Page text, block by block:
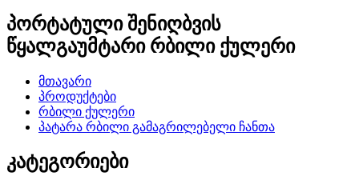
პორტატული შენიღბვის
წყალგაუმტარი რბილი ქულერი
მთავარი
პროდუქტები
რბილი ქულერი
პატარა რბილი გამაგრილებელი ჩანთა
კატეგორიები